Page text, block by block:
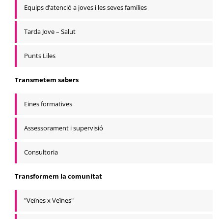
Equips d’atenció a joves i les seves famílies
Tarda Jove – Salut
Punts Liles
Transmetem sabers
Eines formatives
Assessorament i supervisió
Consultoria
Transformem la comunitat
"Veïnes x Veïnes"